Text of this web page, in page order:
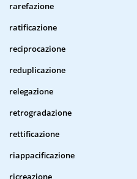
rarefazione
ratificazione
reciprocazione
reduplicazione
relegazione
retrogradazione
rettificazione
riappacificazione
ricreazione